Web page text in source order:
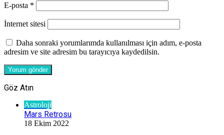
E-posta *
İnternet sitesi
Daha sonraki yorumlarımda kullanılması için adım, e-posta
adresim ve site adresim bu tarayıcıya kaydedilsin.
Göz Atın
Astroloji
Mars Retrosu
18 Ekim 2022